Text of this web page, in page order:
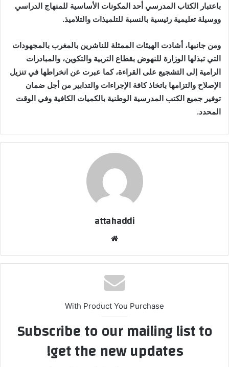
باعتبار الكتاب المدرسي أحد المكونات الأساسية للمنهاج الدراسي
ووسيلة تعليمية رئيسية بالنسبة للتلميذات والتلاميذ.
ومن جانبها، أشادت الهيئات الممثلة للناشرين بالمغرب بالمجهودات
التي تبذلها الوزارة للنهوض بقطاع التربية والتكوين، والمبادرات
الرامية إلى التشجيع على القراءة، كما عبرت عن انخراطها في تنزيل
الإصلاح والتزامها باتخاذ كافة الإجراءات والتدابير من أجل ضمان
توفير جميع الكتب المدرسية الوطنية بالكميات الكافية وفي الوقت
المحدد.
attahaddi
With Product You Purchase
Subscribe to our mailing list to
get the new updates!